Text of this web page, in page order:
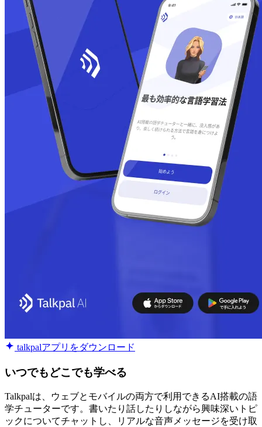
talkpalアプリをダウンロード
いつでもどこでも学べる
Talkpalは、ウェブとモバイルの両方で利用できるAI搭載の語
学チューターです。書いたり話したりしながら興味深いトピ
ックについてチャットし、リアルな音声メッセージを受け取